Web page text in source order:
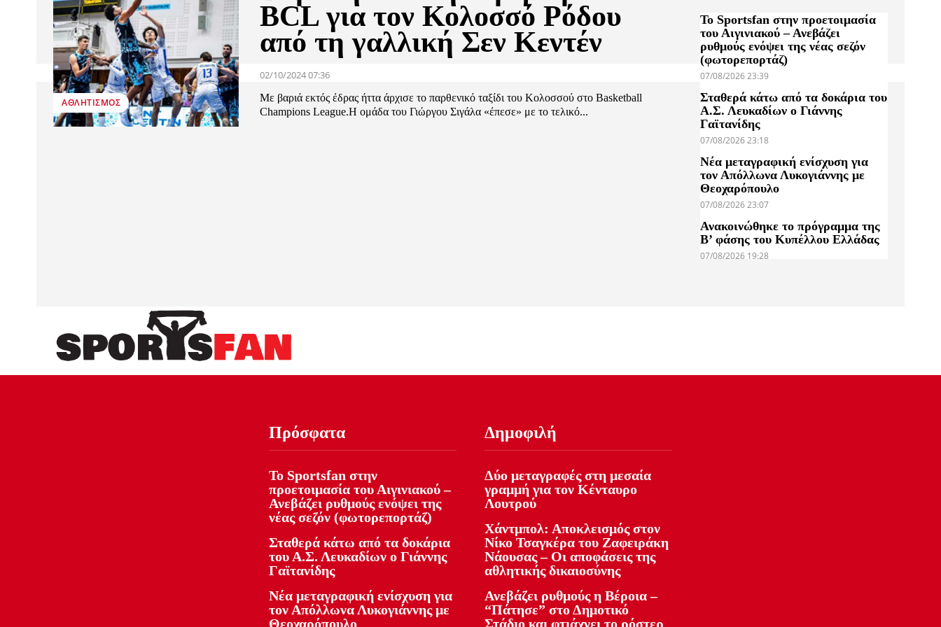
ΑΘΛΗΤΙΣΜΌΣ
BCL για τον Κολοσσό Ρόδου
από τη γαλλική Σεν Κεντέν
02/10/2024 07:36
Με βαριά εκτός έδρας ήττα άρχισε το παρθενικό ταξίδι του Κολοσσού στο Basketball
Champions League.Η ομάδα του Γιώργου Σιγάλα «έπεσε» με το τελικό...
Το Sportsfan στην προετοιμασία
του Αιγινιακού – Ανεβάζει
ρυθμούς ενόψει της νέας σεζόν
(φωτορεπορτάζ)
07/08/2026 23:39
Σταθερά κάτω από τα δοκάρια του
Α.Σ. Λευκαδίων ο Γιάννης
Γαϊτανίδης
07/08/2026 23:18
Νέα μεταγραφική ενίσχυση για
τον Απόλλωνα Λυκογιάννης με
Θεοχαρόπουλο
07/08/2026 23:07
Ανακοινώθηκε το πρόγραμμα της
Β’ φάσης του Κυπέλλου Ελλάδας
07/08/2026 19:28
Πρόσφατα
Το Sportsfan στην
προετοιμασία του Αιγινιακού –
Ανεβάζει ρυθμούς ενόψει της
νέας σεζόν (φωτορεπορτάζ)
Σταθερά κάτω από τα δοκάρια
του Α.Σ. Λευκαδίων ο Γιάννης
Γαϊτανίδης
Νέα μεταγραφική ενίσχυση για
τον Απόλλωνα Λυκογιάννης με
Θεοχαρόπουλο
Δημοφιλή
Δύο μεταγραφές στη μεσαία
γραμμή για τον Κένταυρο
Λουτρού
Χάντμπολ: Αποκλεισμός στον
Νίκο Τσαγκέρα του Ζαφειράκη
Νάουσας – Οι αποφάσεις της
αθλητικής δικαιοσύνης
Ανεβάζει ρυθμούς η Βέροια –
“Πάτησε” στο Δημοτικό
Στάδιο και φτιάχνει το ρόστερ